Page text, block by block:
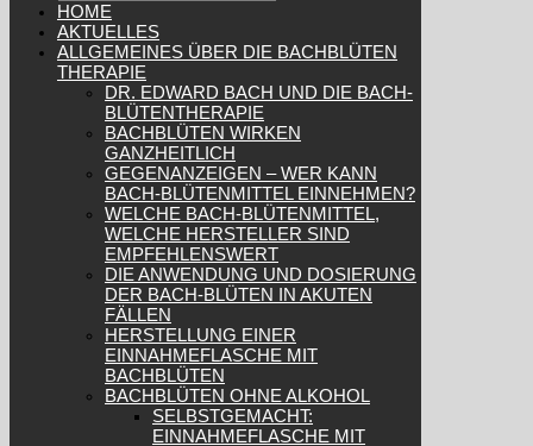
HOME
AKTUELLES
ALLGEMEINES ÜBER DIE BACHBLÜTEN
THERAPIE
DR. EDWARD BACH UND DIE BACH-
BLÜTENTHERAPIE
BACHBLÜTEN WIRKEN
GANZHEITLICH
GEGENANZEIGEN – WER KANN
BACH-BLÜTENMITTEL EINNEHMEN?
WELCHE BACH-BLÜTENMITTEL,
WELCHE HERSTELLER SIND
EMPFEHLENSWERT
DIE ANWENDUNG UND DOSIERUNG
DER BACH-BLÜTEN IN AKUTEN
FÄLLEN
HERSTELLUNG EINER
EINNAHMEFLASCHE MIT
BACHBLÜTEN
BACHBLÜTEN OHNE ALKOHOL
SELBSTGEMACHT:
EINNAHMEFLASCHE MIT